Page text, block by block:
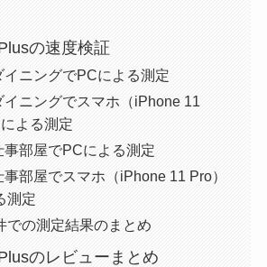
の速度検証
イニングでPCによる測定
イニングでスマホ（iPhone 11
よる測定
事部屋でPCによる測定
事部屋でスマホ（iPhone 11 Pro）
測定
での測定結果のまとめ
のレビューまとめ